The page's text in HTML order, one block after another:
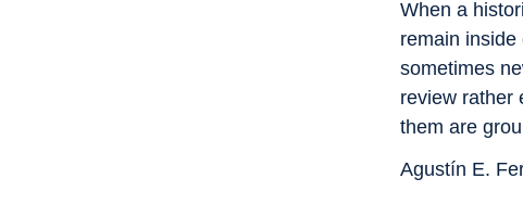
When a
remain
sometimes
review rather
them are
Agustín E.